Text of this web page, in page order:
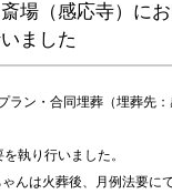
場（感応寺）に
ました
ラン・合同埋葬（埋葬先
執り行いました。
んは火葬後、月例法要に